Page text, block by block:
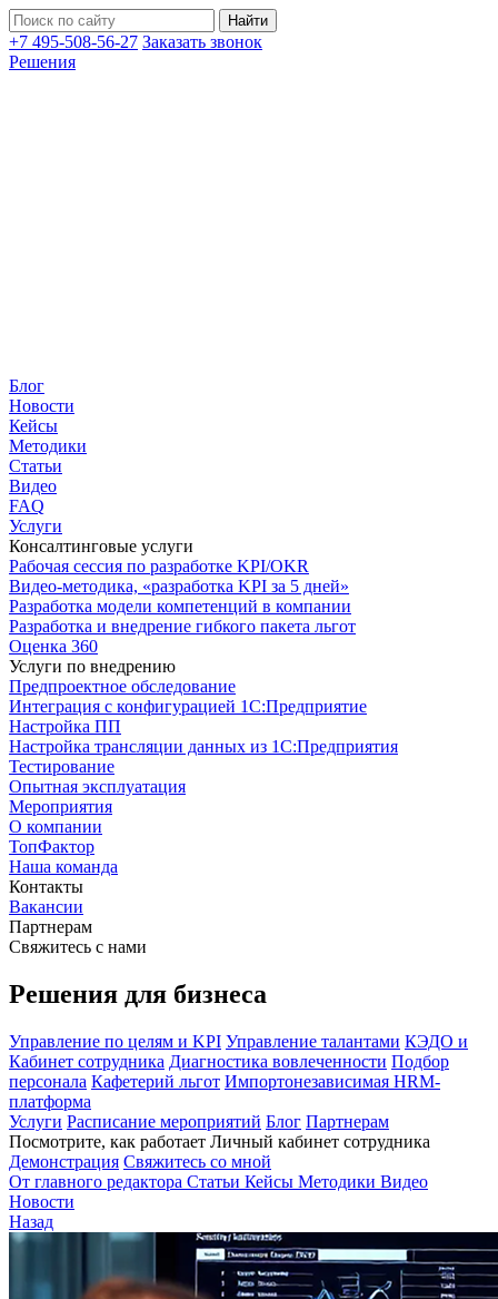
+7 495-508-56-27 Заказать звонок
Решения
Блог
Новости
Кейсы
Методики
Статьи
Видео
FAQ
Услуги
Консалтинговые услуги
Рабочая сессия по разработке KPI/OKR
Видео-методика, «разработка KPI за 5 дней»
Разработка модели компетенций в компании
Разработка и внедрение гибкого пакета льгот
Оценка 360
Услуги по внедрению
Предпроектное обследование
Интеграция с конфигурацией 1С:Предприятие
Настройка ПП
Настройка трансляции данных из 1С:Предприятия
Тестирование
Опытная эксплуатация
Мероприятия
О компании
ТопФактор
Наша команда
Контакты
Вакансии
Партнерам
Свяжитесь с нами
Решения для бизнеса
Управление по целям и KPI Управление талантами КЭДО и
Кабинет сотрудника Диагностика вовлеченности Подбор
персонала Кафетерий льгот Импортонезависимая HRM-
платформа
Услуги Расписание мероприятий Блог Партнерам
Посмотрите, как работает Личный кабинет сотрудника
Демонстрация Свяжитесь со мной
От главного редактора Статьи Кейсы Методики Видео
Новости
Назад